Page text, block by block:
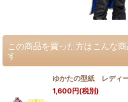
この商品を買った方はこんな
す
ゆかたの型紙 レディ
1,600円(税別)